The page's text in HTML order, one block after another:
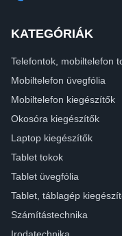
KATEGÓRIÁK
Telefontok, mobiltelefon
Mobiltelefon üvegfólia
Mobiltelefon kiegészítők
Okosóra kiegészítők
Laptop kiegészítők
Tablet tokok
Tablet üvegfólia
Tablet, táblagép
Számítástechnika